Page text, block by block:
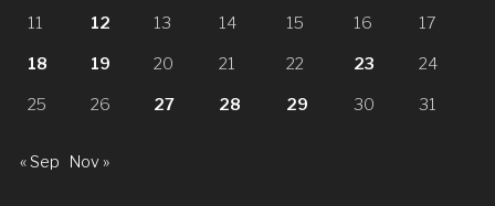
11 12 13 14 15 16 17
18 19 20 21 22 23 24
25 26 27 28 29 30 31
« Sep Nov »